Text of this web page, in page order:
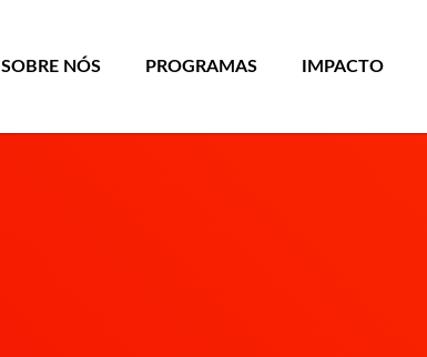
SOBRE NÓS PROGRAMAS IMPACTO